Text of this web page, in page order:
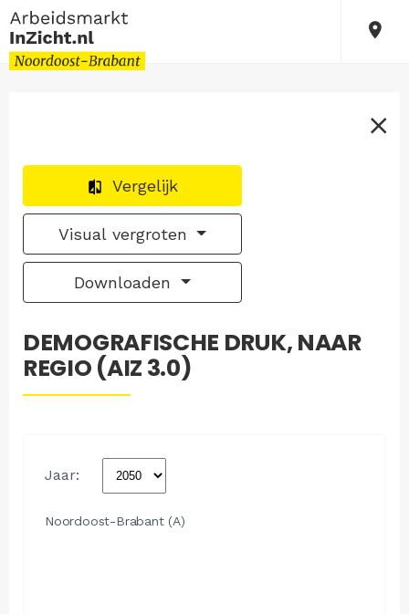
Vergelijk
Visual vergroten
Downloaden
DEMOGRAFISCHE DRUK, NAAR
REGIO (AIZ 3.0)